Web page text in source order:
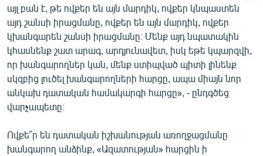
այլ բան է, թե ովքեր են այն մարդիկ, ովքեր կնպաստեն
այդ շանսի իրացմանը, ովքեր են այն մարդիկ, ովքեր
կխանգարեն շանսի իրացմանը։ Մենք այդ նպատակին
կհասնենք շատ արագ, արդյունավետ, իսկ եթե կպարզվի,
որ խանգարողներ կան, մենք ստիպված պիտի լինենք
սկզբից լուծել խանգարողների հարցը, ապա միայն նոր
անկախ դատական համակարգի հարցը», - ընդգծեց
վարչապետը։
Ովքե՞ր են դատական իշխանության առողջացմանը
խանգարող անձինք, «Ազատության» հարցին ի